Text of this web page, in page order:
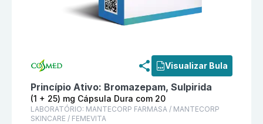
Visualizar Bula
Princípio Ativo: Bromazepam, Sulpirida
(1 + 25) mg Cápsula Dura com 20
LABORATÓRIO: MANTECORP FARMASA / MANTECORP
SKINCARE / FEMEVITA